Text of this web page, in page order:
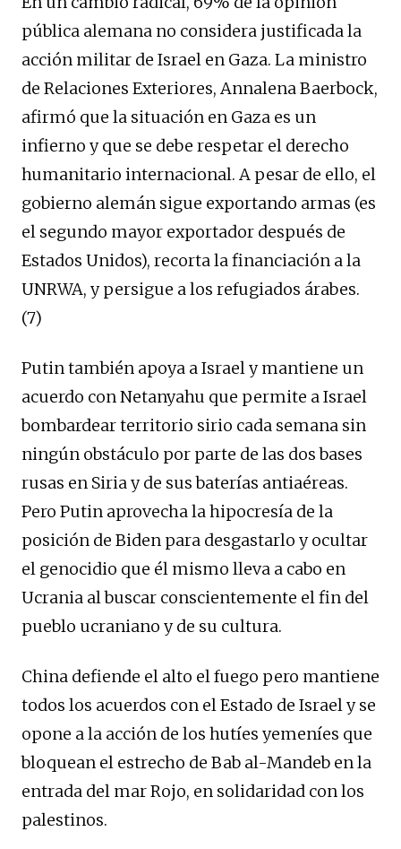
pública alemana no considera justificada la
acción militar de Israel en Gaza. La ministro
de Relaciones Exteriores, Annalena Baerbock,
afirmó que la situación en Gaza es un
infierno y que se debe respetar el derecho
humanitario internacional. A pesar de ello, el
gobierno alemán sigue exportando armas (es
el segundo mayor exportador después de
Estados Unidos), recorta la financiación a la
UNRWA, y persigue a los refugiados árabes.
(7)
Putin también apoya a Israel y mantiene un
acuerdo con Netanyahu que permite a Israel
bombardear territorio sirio cada semana sin
ningún obstáculo por parte de las dos bases
rusas en Siria y de sus baterías antiaéreas.
Pero Putin aprovecha la hipocresía de la
posición de Biden para desgastarlo y ocultar
el genocidio que él mismo lleva a cabo en
Ucrania al buscar conscientemente el fin del
pueblo ucraniano y de su cultura.
China defiende el alto el fuego pero mantiene
todos los acuerdos con el Estado de Israel y se
opone a la acción de los hutíes yemeníes que
bloquean el estrecho de Bab al-Mandeb en la
entrada del mar Rojo, en solidaridad con los
palestinos.